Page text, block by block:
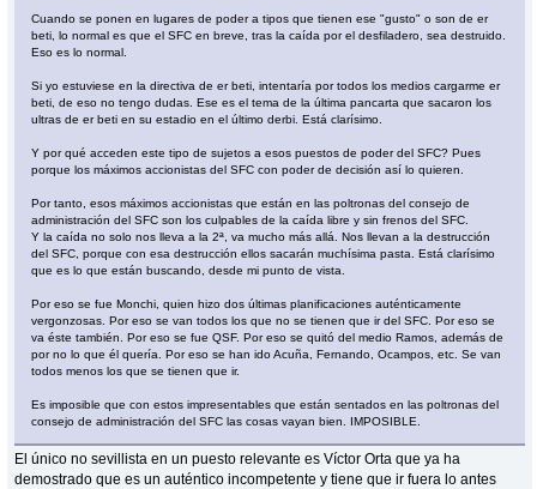
Cuando se ponen en lugares de poder a tipos que tienen ese "gusto" o son de er
beti, lo normal es que el SFC en breve, tras la caída por el desfiladero, sea destruido.
Eso es lo normal.
Si yo estuviese en la directiva de er beti, intentaría por todos los medios cargarme er
beti, de eso no tengo dudas. Ese es el tema de la última pancarta que sacaron los
ultras de er beti en su estadio en el último derbi. Está clarísimo.
Y por qué acceden este tipo de sujetos a esos puestos de poder del SFC? Pues
porque los máximos accionistas del SFC con poder de decisión así lo quieren.
Por tanto, esos máximos accionistas que están en las poltronas del consejo de
administración del SFC son los culpables de la caída libre y sin frenos del SFC.
Y la caída no solo nos lleva a la 2ª, va mucho más allá. Nos llevan a la destrucción
del SFC, porque con esa destrucción ellos sacarán muchísima pasta. Está clarísimo
que es lo que están buscando, desde mi punto de vista.
Por eso se fue Monchi, quien hizo dos últimas planificaciones auténticamente
vergonzosas. Por eso se van todos los que no se tienen que ir del SFC. Por eso se
va éste también. Por eso se fue QSF. Por eso se quitó del medio Ramos, además de
por no lo que él quería. Por eso se han ido Acuña, Fernando, Ocampos, etc. Se van
todos menos los que se tienen que ir.
Es imposible que con estos impresentables que están sentados en las poltronas del
consejo de administración del SFC las cosas vayan bien. IMPOSIBLE.
El único no sevillista en un puesto relevante es Víctor Orta que ya ha
demostrado que es un auténtico incompetente y tiene que ir fuera lo antes